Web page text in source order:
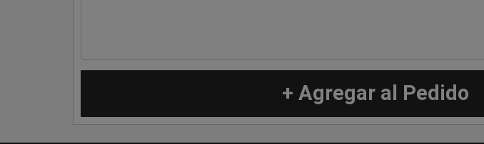
+ Agregar al Pedido